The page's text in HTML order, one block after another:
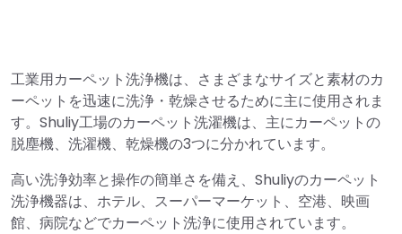
工業用カーペット洗浄機は、さまざまなサイズと素材のカ
ーペットを迅速に洗浄・乾燥させるために主に使用されま
す。Shuliy工場のカーペット洗濯機は、主にカーペットの
脱塵機、洗濯機、乾燥機の3つに分かれています。
高い洗浄効率と操作の簡単さを備え、Shuliyのカーペット
洗浄機器は、ホテル、スーパーマーケット、空港、映画
館、病院などでカーペット洗浄に使用されています。